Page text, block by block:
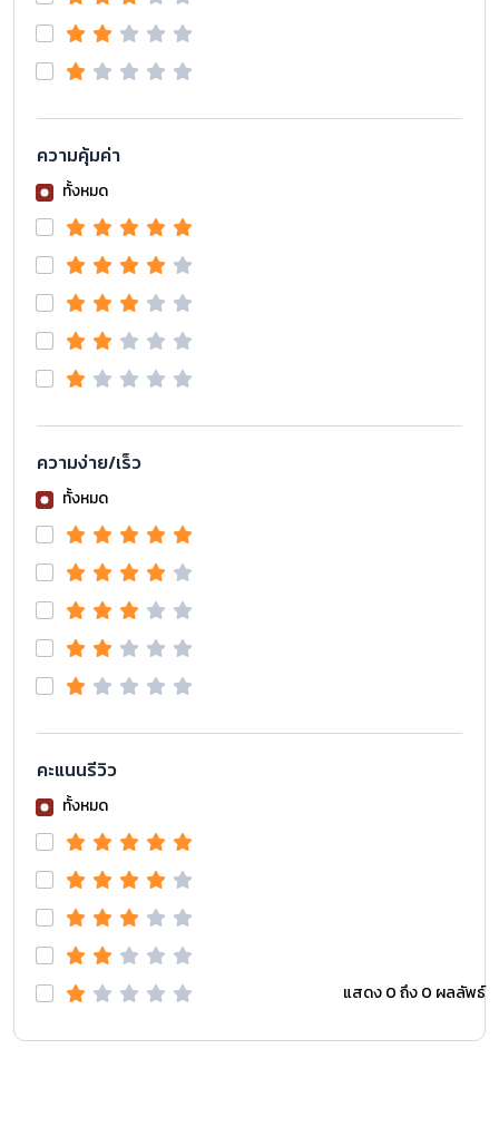
ความคุ้มค่า
ทั้งหมด
ความง่าย/เร็ว
ทั้งหมด
คะแนนรีวิว
ทั้งหมด
แสดง 0 ถึง 0 ผลลัพธ์